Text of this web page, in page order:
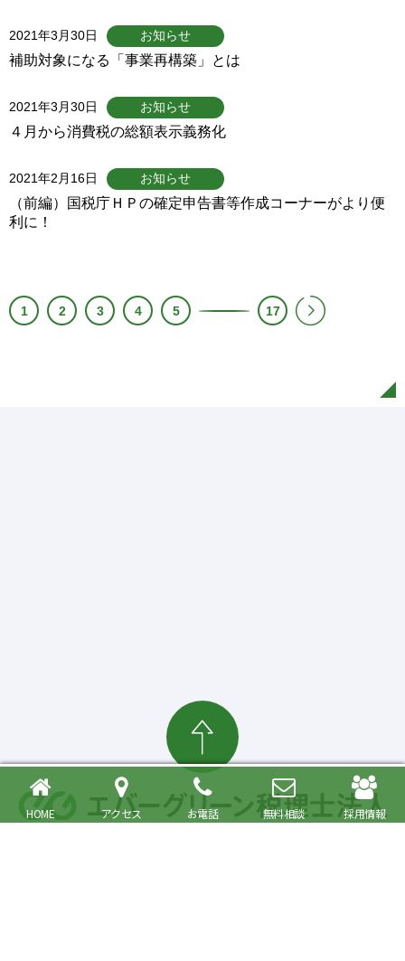
HOME アクセス お電話 無料相談 採用情報
2021年3月30日 お知らせ
補助対象になる「事業再構築」とは
2021年3月30日 お知らせ
４月から消費税の総額表示義務化
2021年2月16日 お知らせ
（前編）国税庁ＨＰの確定申告書等作成コーナーがより便
利に！
1 2 3 4 5 17